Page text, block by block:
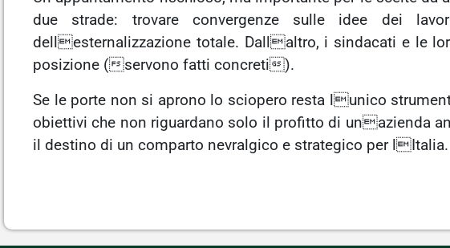
due strade: trovare convergenze sulle idee dei
dellesternalizzazione totale. Dallaltro, i sindacati e le
posizione (servono fatti concreti).
Se le porte non si aprono lo sciopero resta lunico
obiettivi che non riguardano solo il profitto di unazienda
il destino di un comparto nevralgico e strategico per lItalia.